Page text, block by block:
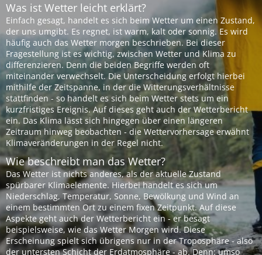
Was ist Wetter leicht erklärt?
Einfach gesagt, handelt es sich beim Wetter um einen Zustand,
der uns umgibt. Es regnet, ist warm, kalt oder sonnig. Es wird
häufig auch das Wetter morgen beschrieben. Bei dieser
Fragestellung ist es wichtig, zwischen Wetter und Klima zu
differenzieren. Denn die beiden Begriffe werden oft
miteinander verwechselt. Die Unterscheidung erfolgt hierbei
mithilfe der Zeitspanne, in der die Witterungsverhältnisse
stattfinden - so handelt es sich beim Wetter stets um ein
kurzfristiges Ereignis. Auf dieses geht auch der Wetterbericht
ein. Das Klima lässt sich hingegen über einen längeren
Zeitraum hinweg beobachten - die Wettervorhersage erwähnt
Klimaveränderungen in der Regel nicht.
Wie beschreibt man das Wetter?
Das Wetter ist nichts anderes, als der aktuelle Zustand
spürbarer Klimaelemente. Hierbei handelt es sich um
Niederschlag, Temperatur, Sonne, Bewölkung und Wind an
einem bestimmten Ort zu einem fixen Zeitpunkt. Auf diese
Aspekte geht auch der Wetterbericht ein - er besagt
beispielsweise, wie das Wetter Morgen wird. Diese
Erscheinung spielt sich übrigens nur in der Troposphäre - also
der untersten Schicht der Erdatmosphäre - ab. Denn: umso